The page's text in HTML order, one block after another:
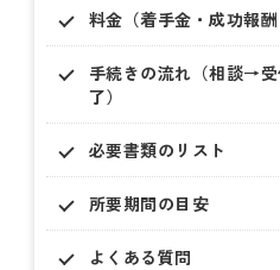
料金（着手金・成功報酬
手続きの流れ（相談→
了）
必要書類のリスト
所要期間の目安
よくある質問